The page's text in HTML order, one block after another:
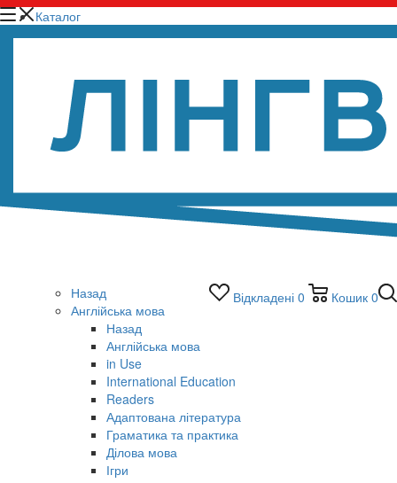
Відкладені 0 Кошик 0
Каталог
Назад
Англійська мова
Назад
Англійська мова
in Use
International Education
Readers
Адаптована література
Граматика та практика
Ділова мова
Ігри